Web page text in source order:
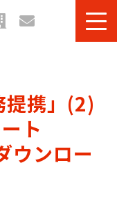
携」(2)
ト
ウンロー